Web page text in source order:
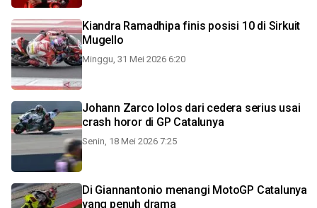
Kiandra Ramadhipa finis posisi 10 di Sirkuit
Mugello
Minggu, 31 Mei 2026 6:20
Johann Zarco lolos dari cedera serius usai
crash horor di GP Catalunya
Senin, 18 Mei 2026 7:25
Di Giannantonio menangi MotoGP Catalunya
yang penuh drama